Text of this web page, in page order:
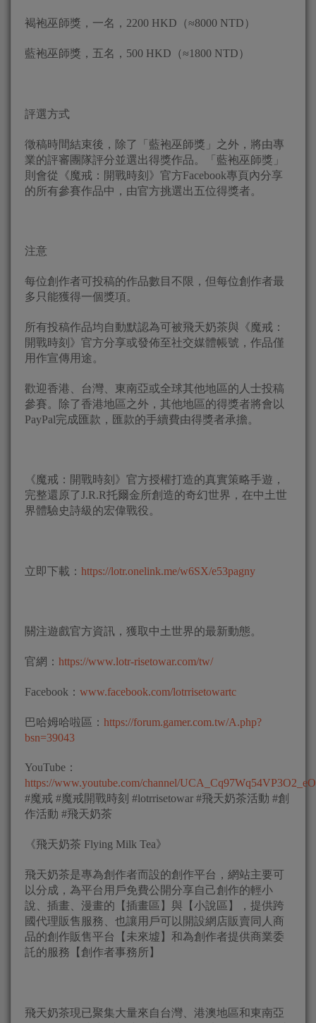
褐袍巫師獎，一名，2200 HKD（≈8000 NTD）
藍袍巫師獎，五名，500 HKD（≈1800 NTD）
評選方式
徵稿時間結束後，除了「藍袍巫師獎」之外，將由專
業的評審團隊評分並選出得獎作品。「藍袍巫師獎」
則會從《魔戒：開戰時刻》官方Facebook專頁內分享
的所有參賽作品中，由官方挑選出五位得獎者。
注意
每位創作者可投稿的作品數目不限，但每位創作者最
多只能獲得一個獎項。
所有投稿作品均自動默認為可被飛天奶茶與《魔戒：
開戰時刻》官方分享或發佈至社交媒體帳號，作品僅
用作宣傳用途。
歡迎香港、台灣、東南亞或全球其他地區的人士投稿
參賽。除了香港地區之外，其他地區的得獎者將會以
PayPal完成匯款，匯款的手續費由得獎者承擔。
《魔戒：開戰時刻》官方授權打造的真實策略手遊，
完整還原了J.R.R托爾金所創造的奇幻世界，在中土世
界體驗史詩級的宏偉戰役。
立即下載： https://lotr.onelink.me/w6SX/e53pagny
關注遊戲官方資訊，獲取中土世界的最新動態。
官網： https://www.lotr-risetowar.com/tw/
Facebook： www.facebook.com/lotrrisetowartc
巴哈姆哈啦區： https://forum.gamer.com.tw/A.php?
bsn=39043
YouTube：
https://www.youtube.com/channel/
#魔戒 #魔戒開戰時刻 #lotrrisetowar #飛天奶茶活動 #創
作活動 #飛天奶茶
《飛天奶茶 Flying Milk Tea》
飛天奶茶是專為創作者而設的創作平台，網站主要可
以分成，為平台用戶免費公開分享自己創作的輕小
說、插畫、漫畫的【插畫區】與【小說區】，提供跨
國代理販售服務、也讓用戶可以開設網店販賣同人商
品的創作販售平台【未來墟】和為創作者提供商業委
託的服務【創作者事務所】
飛天奶茶現已聚集大量來自台灣、港澳地區和東南亞